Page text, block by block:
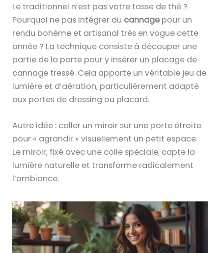
e
s
t
e
c
h
n
i
u
e
s
:
P
i
n
t
u
Le traditionnel n’est pas votre tasse de thé ?
Pourquoi ne pas intégrer du cannage pour un
rendu bohème et artisanal très en vogue cette
année ? La technique consiste à découper une
partie de la porte pour y insérer un placage de
cannage tressé. Cela apporte un véritable jeu de
lumière et d’aération, particulièrement adapté
aux portes de dressing ou placard.
Autre idée : coller un miroir sur une porte étroite
pour « agrandir » visuellement un petit espace.
Le miroir, fixé avec une colle spéciale, capte la
lumière naturelle et transforme radicalement
l’ambiance.